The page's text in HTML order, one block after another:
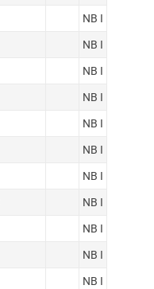
NB I
NB I
NB I
NB I
NB I
NB I
NB I
NB I
NB I
NB I
NB I